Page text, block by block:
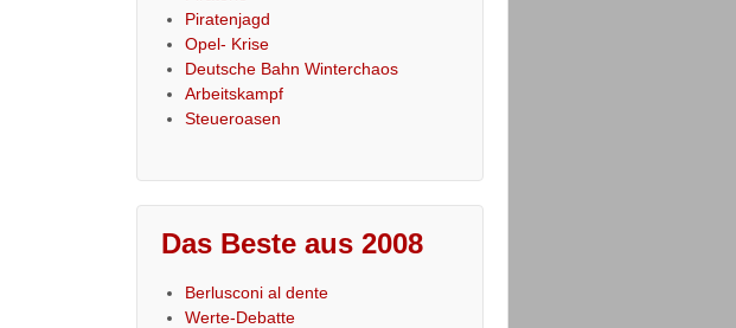
Piratenjagd
Opel- Krise
Deutsche Bahn Winterchaos
Arbeitskampf
Steueroasen
Das Beste aus 2008
Berlusconi al dente
Werte-Debatte